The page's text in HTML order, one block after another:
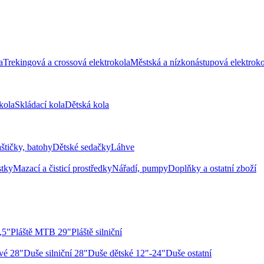
Trekingová a crossová elektrokolaMěstská a nízkonástupová
Skládací kolaDětská kola
batohyDětské sedačkyLáhve
Mazací a čisticí prostředkyNářadí, pumpyDoplňky a ostatní zboží
Pláště MTB 29"Pláště silniční
28"Duše silniční 28"Duše dětské 12"-24"Duše ostatní